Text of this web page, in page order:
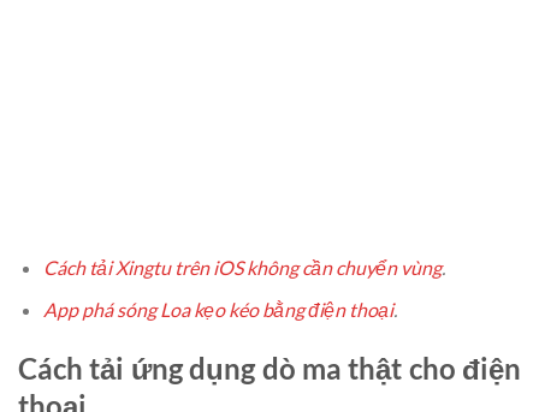
Cách tải Xingtu trên iOS không cần chuyển vùng.
App phá sóng Loa kẹo kéo bằng điện thoại.
Cách tải ứng dụng dò ma thật cho điện
thoại